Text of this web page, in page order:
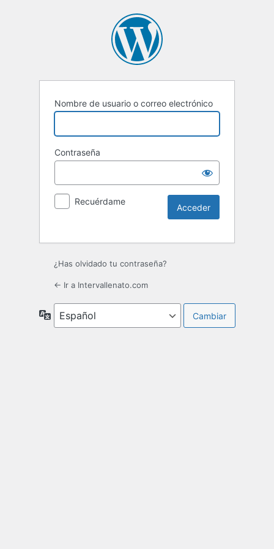
Nombre de usuario o correo electrónico
Contraseña
Recuérdame
¿Has olvidado tu contraseña?
← Ir a Intervallenato.com
Idioma